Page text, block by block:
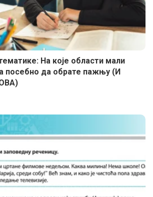
На које области мали
посебно да обрате пажњу (И